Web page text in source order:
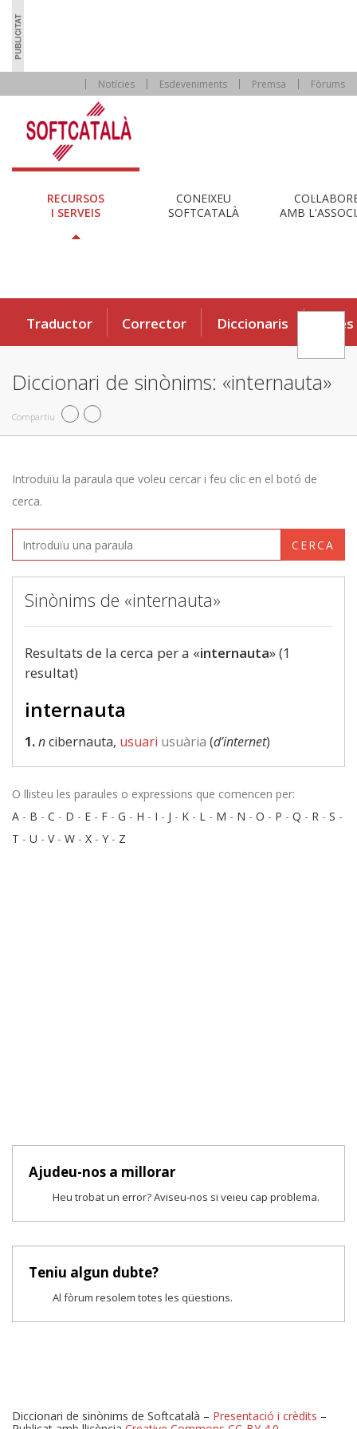
Notícies Esdeveniments Premsa Fòrums
RECURSOS
I SERVEIS
CONEIXEU
SOFTCATALÀ
AMB
Traductor Corrector Diccionaris Eines
Diccionari de sinònims: «internauta»
Compartiu
Introduïu la paraula que voleu cercar i feu clic en el botó de
cerca.
CERCA
Sinònims de «internauta»
Resultats de la cerca per a «internauta» (1
resultat)
internauta
1.ncibernauta, usuari usuària (d’internet)
O llisteu les paraules o expressions que comencen per:
A - B - C - D - E - F - G - H - I - J - K - L - M - N - O - P - Q - R - S -
T - U - V- W - X - Y - Z
Ajudeu-nos a millorar
Heu trobat un error? Aviseu-nos si veieu cap problema.
Teniu algun dubte?
Al fòrum resolem totes les qüestions.
Diccionari de sinònims de Softcatalà – Presentació i crèdits –